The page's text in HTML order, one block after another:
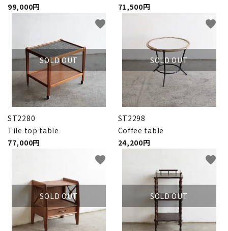
メンテナンスについて
ギャラリー・シーン
納品事例
エキシビジョン・展示会
過去販売
INFORMATION
ようこそ ゲスト 様
meeting_room ログイン person 新規会員登録
99,000円
71,500円
SOLD OUT
ST2280
Tile top table
77,000円
favorite
SOLD OUT
ST2298
Coffee table
24,200円
favorite
SOLD OUT
favorite
SOLD OUT
favorite